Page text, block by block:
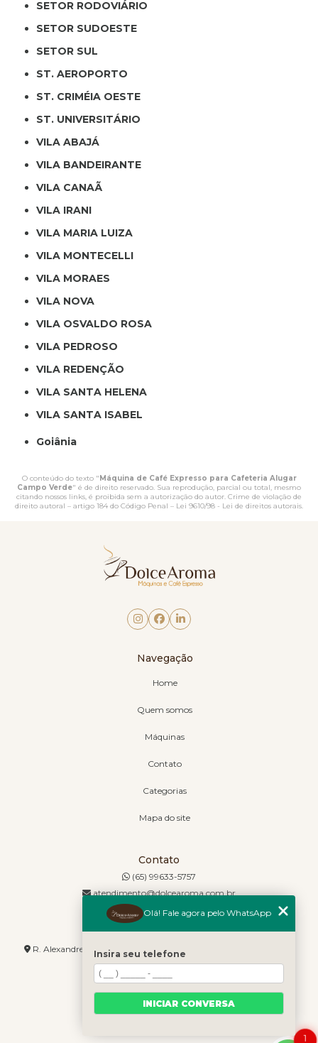
SETOR RODOVIÁRIO
SETOR SUDOESTE
SETOR SUL
ST. AEROPORTO
ST. CRIMÉIA OESTE
ST. UNIVERSITÁRIO
VILA ABAJÁ
VILA BANDEIRANTE
VILA CANAÃ
VILA IRANI
VILA MARIA LUIZA
VILA MONTECELLI
VILA MORAES
VILA NOVA
VILA OSVALDO ROSA
VILA PEDROSO
VILA REDENÇÃO
VILA SANTA HELENA
VILA SANTA ISABEL
Goiânia
O conteúdo do texto "Máquina de Café Expresso para Cafeteria Alugar
Campo Verde" é de direito reservado. Sua reprodução, parcial ou total, mesmo
citando nossos links, é proibida sem a autorização do autor. Crime de violação de
direito autoral – artigo 184 do Código Penal – Lei 9610/98 - Lei de direitos autorais.
Navegação
Home
Quem somos
Máquinas
Contato
Categorias
Mapa do site
Contato
(65) 99633-5757
atendimento@dolcearoma.com.br
Endereço
R. Alexandre de Barros, 1730 - Jordão - Cuiabá - MT - 78085-636
1
Olá! Fale agora pelo WhatsApp
Insira seu telefone
INICIAR CONVERSA